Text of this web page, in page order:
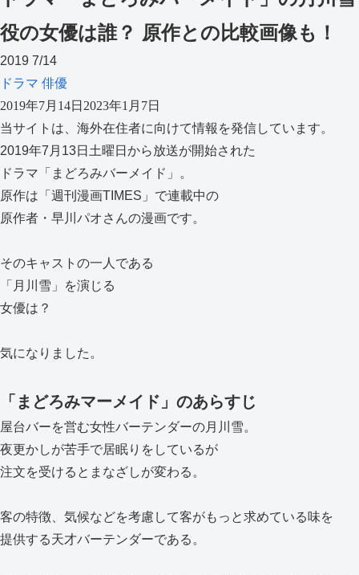
役の女優は誰？ 原作との比較画像も！
2019 7/14
ドラマ 俳優
2019年7月14日 2023年1月7日
当サイトは、海外在住者に向けて情報を発信しています。
2019年7月13日土曜日から放送が開始された
ドラマ「まどろみバーメイド」。
原作は「週刊漫画TIMES」で連載中の
原作者・早川パオさんの漫画です。
そのキャストの一人である
「月川雪」を演じる
女優は？
気になりました。
「まどろみマーメイド」のあらすじ
屋台バーを営む女性バーテンダーの月川雪。
夜更かしが苦手で居眠りをしているが
注文を受けるとまなざしが変わる。
客の特徴、気候などを考慮して客がもっと求めている味を
提供する天才バーテンダーである。